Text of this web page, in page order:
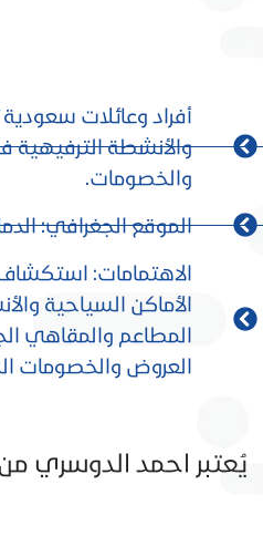
أفراد وعائلات
والأنشطة الترفيهية
والخصومات.
الموقع الجغرافي:
الاهتمامات: استكشاف
الأماكن السياحية
المطاعم والمقاهي
العروض والخصومات
يُعتبر احمد الدوسري